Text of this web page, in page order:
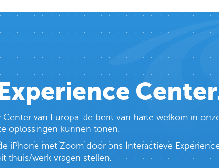
van Europa. Je bent van harte welkom in
oplossingen kunnen tonen.
iPhone met Zoom door ons Interactieve
thuis/werk vragen stellen.